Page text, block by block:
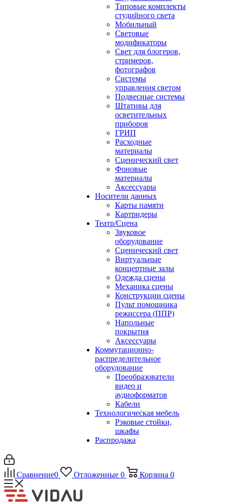
Типовые комплекты
студийного света
Мобильный
Световые
модификаторы
Свет для блогеров,
стримеров,
фотографов
Системы
управления светом
Подвесные системы
Штативы для
осветительных
приборов
ГРИП
Расходные
материалы
Сценический свет
Фоновые
материалы
Аксессуары
Носители данных
Карты памяти
Картридеры
Театр/Сцена
Звуковое
оборудование
Сценический свет
Виртуальные
концертные залы
Одежда сцены
Механика сцены
Конструкции сцены
Пульт помощника
режиссера (ППР)
Напольные
покрытия
Аксессуары
Коммутационно-
распределительное
оборудование
Преобразователи
видео и
аудиоформатов
Кабели
Технологическая мебель
Рэковые стойки,
шкафы
Распродажа
Сравнение0 Отложенные 0 Корзина 0